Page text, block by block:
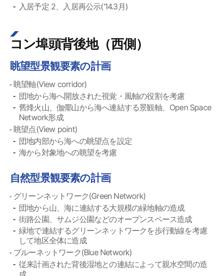
入居予定 2、入居再公示(‘14.3月)
コン埠頭背後地（西側）
眺望型景観要素の計画
眺望軸(View corridor)
団地から海へ開放された視覚・風軸の役割を考慮
舊烽火山、伽倻山から海へ連結する景観軸、Open Space
Network形成
眺望点(View point)
団地内部から海への眺望点を設定
海から対象地への眺望を考慮
自然型景観要素の計画
グリーンネットワーク(Green Network)
団地から山、海に連結する大規模の緑地軸の造成
街路公園、サムジ公園などのオープンスペース造成
緑地で連結するグリーンネットワークを歩行動線を考慮
して地区全体に造成
ブルーネットワーク(Blue Network)
従来計画された背後湿地との連結によって親水空間の造
成